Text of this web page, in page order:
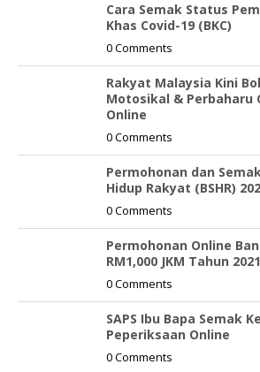
Cara Semak Status
Khas Covid-19 (BKC)
0 Comments
Rakyat Malaysia Kini
Motosikal & Perbaharu
Online
0 Comments
Permohonan dan
Hidup Rakyat (BSHR)
0 Comments
Permohonan Online
RM1,000 JKM Tahun 2021
0 Comments
SAPS Ibu Bapa Semak
Peperiksaan Online
0 Comments